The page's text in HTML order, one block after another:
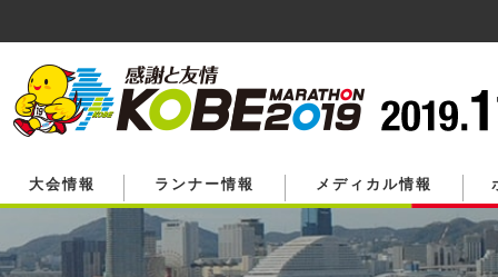
す。
大会情報 ランナー情報 メディカル情報